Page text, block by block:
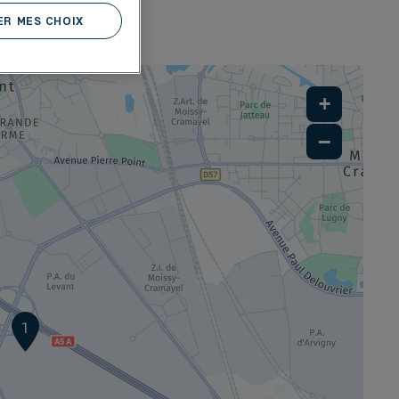
1
+
−
MES CHOIX